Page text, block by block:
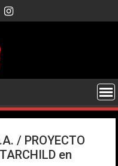
/ PROYECTO
en